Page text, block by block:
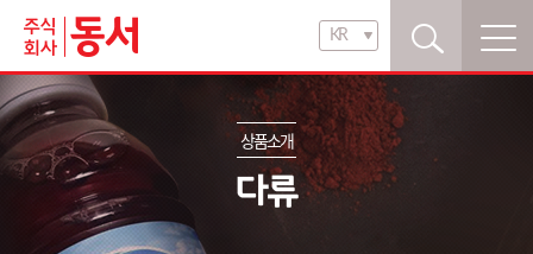
KR
KR
EN
상품소개
다류